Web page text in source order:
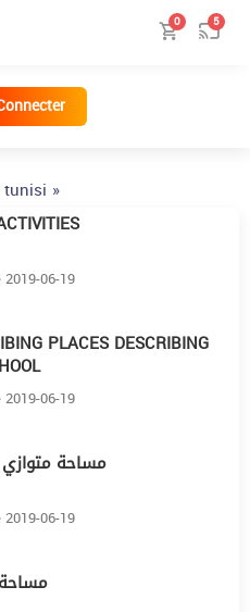
0 5
»
06-19
PLACES DESCRIBING
06-19
مساحة متوازي
06-19